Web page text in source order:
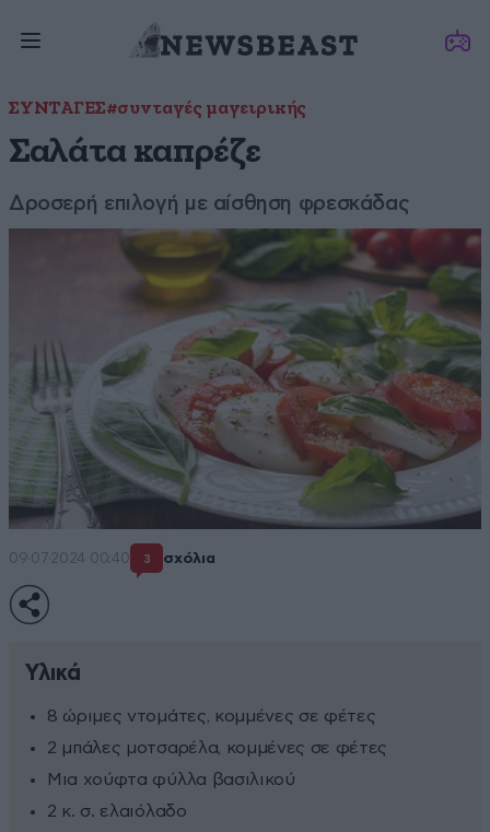
ΣΥΝΤΑΓΕΣ#συνταγές μαγειρικής
Σαλάτα καπρέζε
Δροσερή επιλογή με αίσθηση φρεσκάδας
09·07·2024 00:40 3 σχόλια
Υλικά
8 ώριμες ντομάτες, κομμένες σε φέτες
2 μπάλες μοτσαρέλα, κομμένες σε φέτες
Μια χούφτα φύλλα βασιλικού
2 κ. σ. ελαιόλαδο